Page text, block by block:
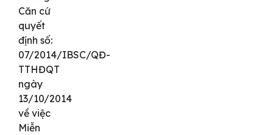
Căn cứ
quyết
định số:
07/2014/IBSC/QĐ-
TTHĐQT
ngày
13/10/2014
về việc
Miễn